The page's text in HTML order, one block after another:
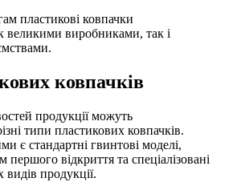
пластикові ковпачки
великими виробниками, так і
ковпачків
продукції можуть
типи пластикових ковпачків.
є стандартні гвинтові моделі,
першого відкриття та спеціалізовані
продукції.